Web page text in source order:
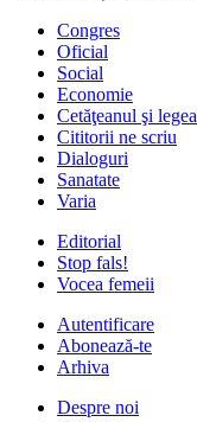
Congres
Oficial
Social
Economie
Cetăţeanul şi legea
Cititorii ne scriu
Dialoguri
Sanatate
Varia
Editorial
Stop fals!
Vocea femeii
Autentificare
Abonează-te
Arhiva
Despre noi